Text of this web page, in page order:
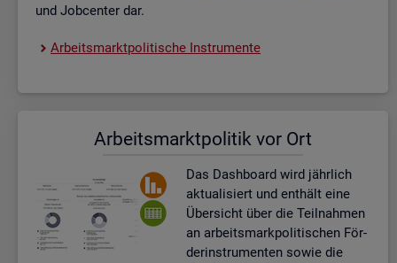
und Job­cen­ter dar.
Ar­beits­markt­po­li­ti­sche In­stru­men­te
Ar­beits­markt­po­li­tik vor Ort
Das Da­sh­board wird jähr­lich
ak­tua­li­siert und ent­hält eine
Über­sicht über die Teil­nah­men
an ar­beits­mark­po­li­ti­schen För­
der­instru­men­ten sowie die